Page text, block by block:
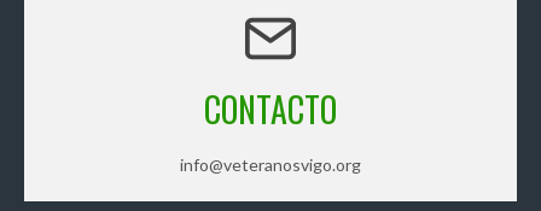
CONTACTO
info@veteranosvigo.org